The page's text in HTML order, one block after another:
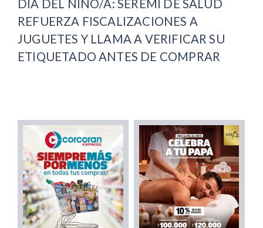
DÍA DEL NIÑO/A: SEREMI DE SALUD
REFUERZA FISCALIZACIONES A
JUGUETES Y LLAMA A VERIFICAR SU
ETIQUETADO ANTES DE COMPRAR